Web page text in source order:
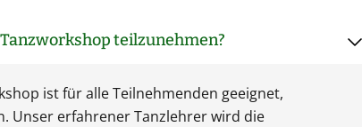
teilzunehmen?
ist für alle Teilnehmenden geeignet,
Unser erfahrener Tanzlehrer wird die